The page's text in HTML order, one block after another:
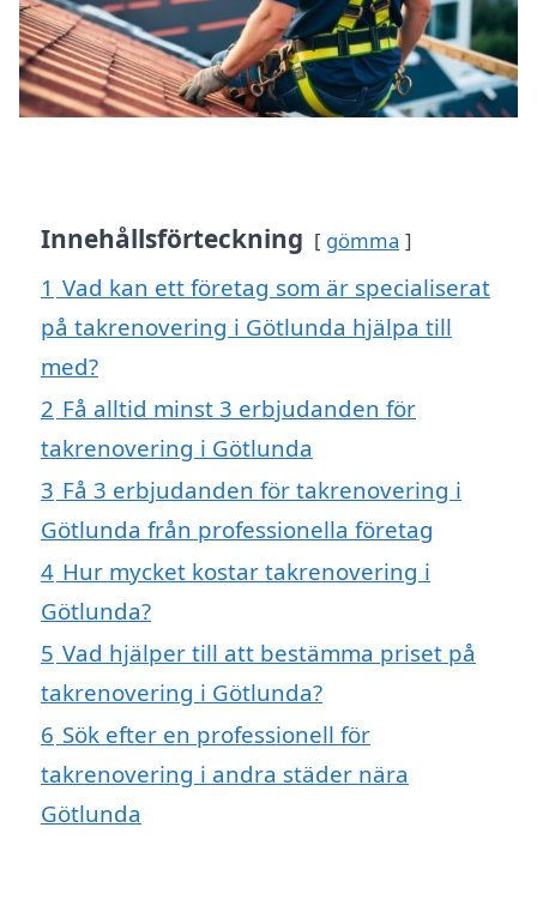
Innehållsförteckning gömma
1 Vad kan ett företag som är specialiserat
på takrenovering i Götlunda hjälpa till
med?
2 Få alltid minst 3 erbjudanden för
takrenovering i Götlunda
3 Få 3 erbjudanden för takrenovering i
Götlunda från professionella företag
4 Hur mycket kostar takrenovering i
Götlunda?
5 Vad hjälper till att bestämma priset på
takrenovering i Götlunda?
6 Sök efter en professionell för
takrenovering i andra städer nära
Götlunda